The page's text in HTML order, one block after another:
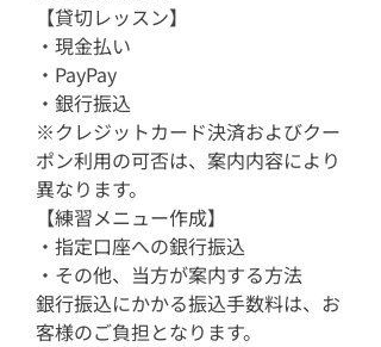
【貸切レッスン】
・現金払い
・PayPay
・銀行振込
※クレジットカード決済およびクー
ポン利用の可否は、案内内容により
異なります。
【練習メニュー作成】
・指定口座への銀行振込
・その他、当方が案内する方法
銀行振込にかかる振込手数料は、お
客様のご負担となります。